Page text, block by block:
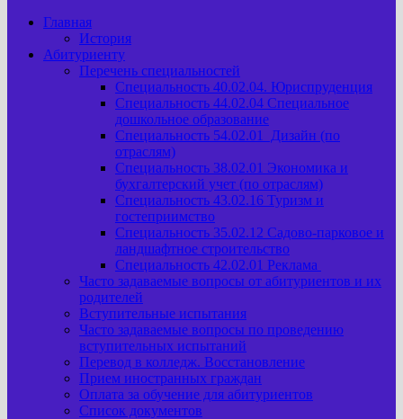
Главная
История
Абитуриенту
Перечень специальностей
Специальность 40.02.04. Юриспруденция
Специальность 44.02.04 Специальное
дошкольное образование
Специальность 54.02.01 Дизайн (по
отраслям)
Специальность 38.02.01 Экономика и
бухгалтерский учет (по отраслям)
Специальность 43.02.16 Туризм и
гостеприимство
Специальность 35.02.12 Садово-парковое и
ландшафтное строительство
Специальность 42.02.01 Реклама
Часто задаваемые вопросы от абитуриентов и их
родителей
Вступительные испытания
Часто задаваемые вопросы по проведению
вступительных испытаний
Перевод в колледж. Восстановление
Прием иностранных граждан
Оплата за обучение для абитуриентов
Список документов